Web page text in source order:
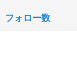
フォロー数